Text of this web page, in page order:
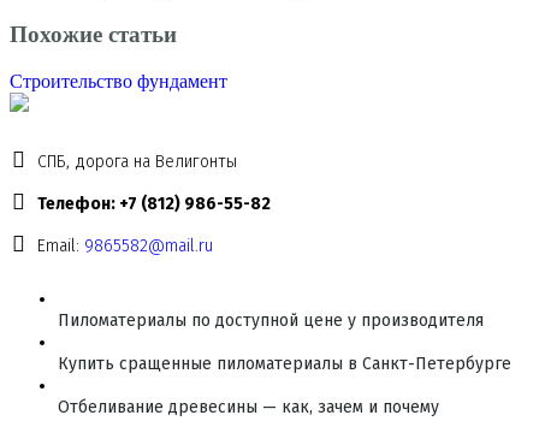
Похожие статьи
Строительство фундамент
СПБ, дорога на Велигонты
Телефон: +7 (812) 986-55-82
Email: 9865582@mail.ru
Пиломатериалы по доступной цене у производителя
Купить сращенные пиломатериалы в Санкт-Петербурге
Отбеливание древесины — как, зачем и почему